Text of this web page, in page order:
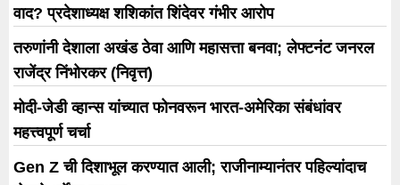
वाद? प्रदेशाध्यक्ष शशिकांत शिंदेवर गंभीर आरोप
तरुणांनी देशाला अखंड ठेवा आणि महासत्ता बनवा; लेफ्टनंट जनरल
राजेंद्र निंभोरकर (निवृत्त)
मोदी-जेडी व्हान्स यांच्यात फोनवरून भारत-अमेरिका संबंधांवर
महत्त्वपूर्ण चर्चा
Gen Z ची दिशाभूल करण्यात आली; राजीनाम्यानंतर पहिल्यांदाच